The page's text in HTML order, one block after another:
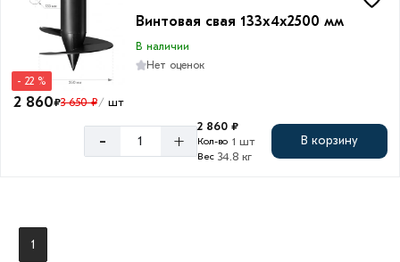
мм
мм
- 22 %
Винтовая свая 133х4х2500 мм
В наличии
Нет оценок
2 860₽3 650 ₽/ шт
- +
2 860 ₽
Кол-во 1 шт
Вес 34.8 кг
В корзину
1